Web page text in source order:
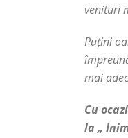
venituri
Puțini
mai
Cu
la „